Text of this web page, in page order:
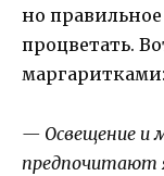
но
процветать.
маргаритками:
— Освещение и
предпочитают